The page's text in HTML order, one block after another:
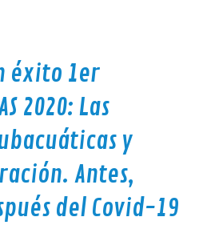
éxito 1er
2020: Las
y
Antes,
del Covid-19